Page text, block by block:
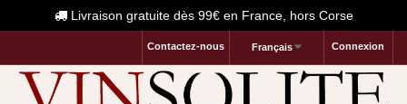
Livraison gratuite dès 99€ en France, hors Corse
Connexion
Français
Contactez-nous